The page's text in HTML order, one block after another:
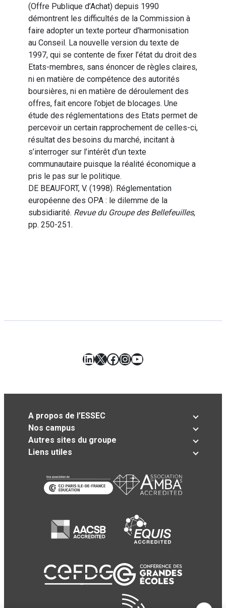
(Offre Publique d’Achat) depuis 1990
démontrent les difficultés de la Commission à
faire adopter un texte porteur d’harmonisation
au Conseil. La nouvelle version du texte de
1997, qui se contente de fixer l’état du droit des
Etats-membres, sans énoncer de règles claires,
ni en matière de compétence des autorités
boursières, ni en matière de déroulement des
offres, fait encore l’objet de blocages. Une
étude des réglementations des Etats permet de
percevoir un certain rapprochement de celles-ci,
résultat des besoins du marché, incitant à
s’interroger sur l’intérêt d’un texte
communautaire puisque la réalité économique a
pris le pas sur le politique.
DE BEAUFORT, V. (1998). Réglementation
européenne des OPA : le dilemme de la
subsidiarité. Revue du Groupe des Bellefeuilles,
pp. 250-251.
LinkedIn
X Facebook
Instagram
YouTube
A propos de l’ESSEC
Nos campus
Autres sites du groupe
Liens utiles